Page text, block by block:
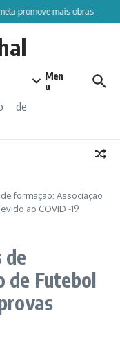
promove mais obras
de
Men
u
formação: Associação
ao COVID -19
de
de Futebol